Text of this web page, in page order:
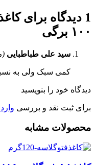
1 دیدگاه برای
۱۰۰ برگی
سید علی طباطبایی
کمی سبک ولی به
دیدگاه خود را بنویسید
برای ثبت نقد و بررسی
محصولات مشابه